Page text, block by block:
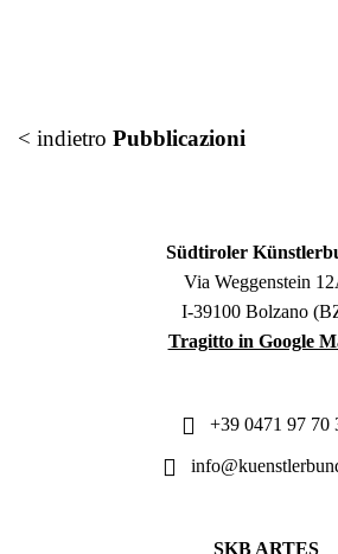
< indietro Pubblicazioni
Südtiroler
Via Weggenstein
I-39100 Bolzano
Tragitto in Google
+39 0471 97 70
SKB ARTES